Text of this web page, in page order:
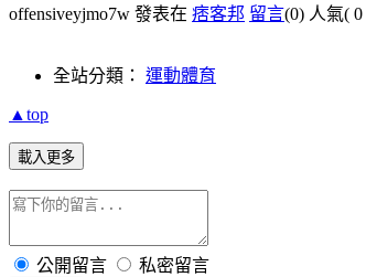
offensiveyjmo7w 發表在 痞客邦 留言(0) 人氣( 0
全站分類： 運動體育
▲top
載入更多
公開留言 私密留言